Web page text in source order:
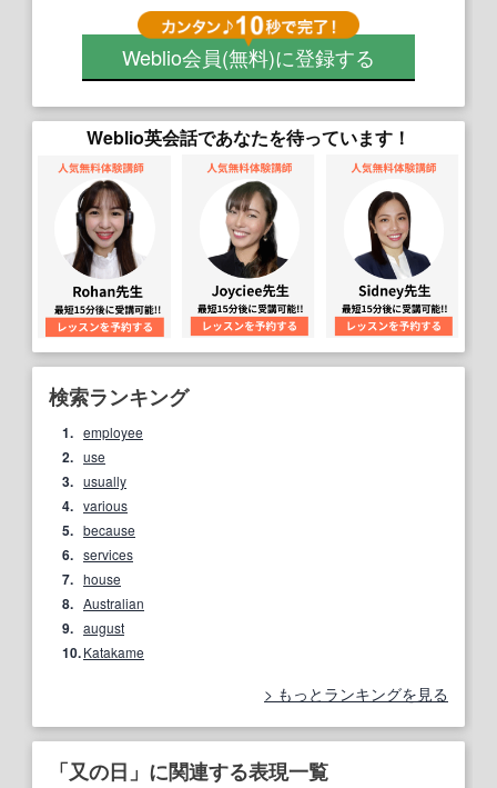
Weblio会員(無料)に登録する
Weblio英会話であなたを待っています！
検索ランキング
1. employee
2. use
3. usually
4. various
5. because
6. services
7. house
8. Australian
9. august
10.Katakame
もっとランキングを見る
「又の日」に関連する表現一覧